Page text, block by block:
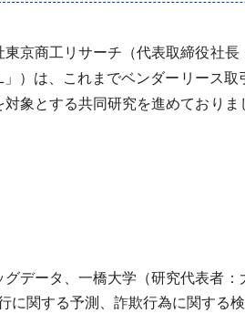
京商工リサーチ（代表取締役社
）は、これまでベンダーリース
象とする共同研究を進めており
データ、一橋大学（研究代表者：
関する予測、詐欺行為に関する検